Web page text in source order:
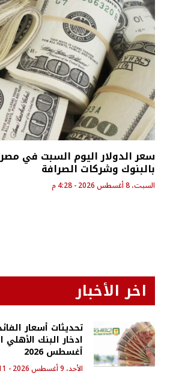
سعر الدولار اليوم السبت في
بالبنوك وشركات الصرافة
السبت، 8 أغسطس 2026 - 4:28 م
اخر الأخبار
تحديثات أسعار
ادخار البنك
أغسطس 2026
الأحد، 9 أغسطس 2026 - 1:11 م